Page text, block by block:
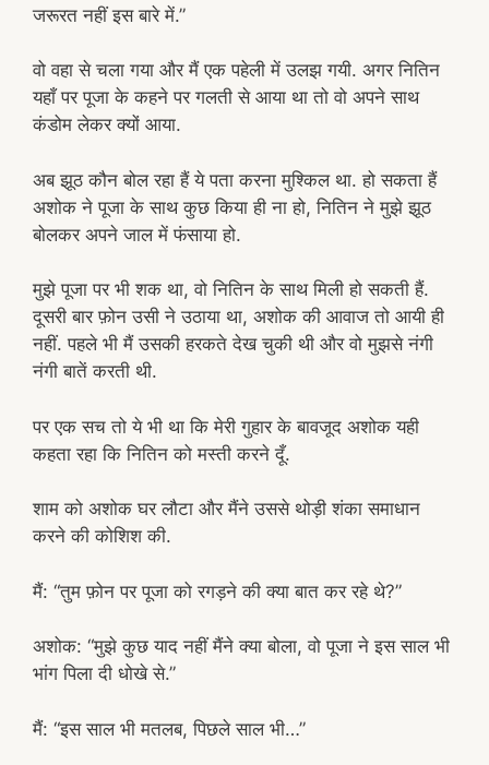
जरूरत नहीं इस बारे में.”
वो वहा से चला गया और मैं एक पहेली में उलझ गयी. अगर नितिन
यहाँ पर पूजा के कहने पर गलती से आया था तो वो अपने साथ
कंडोम लेकर क्यों आया.
अब झूठ कौन बोल रहा हैं ये पता करना मुश्किल था. हो सकता हैं
अशोक ने पूजा के साथ कुछ किया ही ना हो, नितिन ने मुझे झूठ
बोलकर अपने जाल में फंसाया हो.
मुझे पूजा पर भी शक था, वो नितिन के साथ मिली हो सकती हैं.
दूसरी बार फ़ोन उसी ने उठाया था, अशोक की आवाज तो आयी ही
नहीं. पहले भी मैं उसकी हरकते देख चुकी थी और वो मुझसे नंगी
नंगी बातें करती थी.
पर एक सच तो ये भी था कि मेरी गुहार के बावजूद अशोक यही
कहता रहा कि नितिन को मस्ती करने दूँ.
शाम को अशोक घर लौटा और मैंने उससे थोड़ी शंका समाधान
करने की कोशिश की.
मैं: “तुम फ़ोन पर पूजा को रगड़ने की क्या बात कर रहे थे?”
अशोक: “मुझे कुछ याद नहीं मैंने क्या बोला, वो पूजा ने इस साल भी
भांग पिला दी धोखे से.”
मैं: “इस साल भी मतलब, पिछले साल भी…”